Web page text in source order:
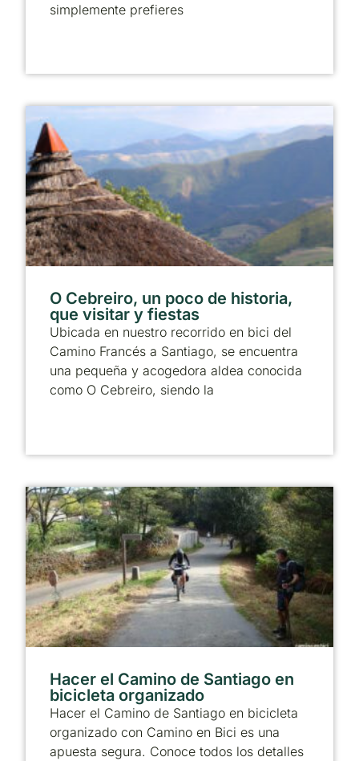
simplemente prefieres
O Cebreiro, un poco de historia,
que visitar y fiestas
Ubicada en nuestro recorrido en bici del
Camino Francés a Santiago, se encuentra
una pequeña y acogedora aldea conocida
como O Cebreiro, siendo la
Hacer el Camino de Santiago en
bicicleta organizado
Hacer el Camino de Santiago en bicicleta
organizado con Camino en Bici es una
apuesta segura. Conoce todos los detalles